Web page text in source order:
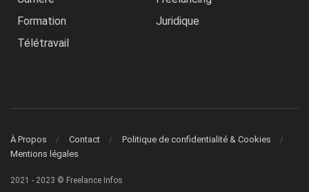
Formation
Juridique
Télétravail
À Propos Contact
Politique de confidentialité & Cookies
Mentions légales
2021 - 2023 © Freelance Infos